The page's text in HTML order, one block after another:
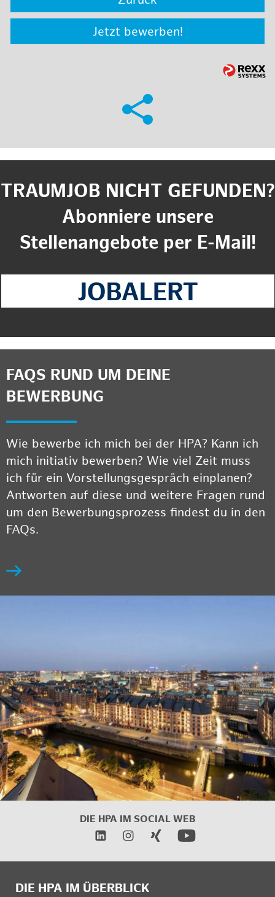
Jetzt bewerben!
TRAUMJOB NICHT GEFUNDEN?
Abonniere unsere
Stellenangebote per E-Mail!
FAQS RUND UM DEINE
BEWERBUNG
Wie bewerbe ich mich bei der HPA? Kann ich
mich initiativ bewerben? Wie viel Zeit muss
ich für ein Vorstellungsgespräch einplanen?
Antworten auf diese und weitere Fragen rund
um den Bewerbungsprozess findest du in den
FAQs.
DIE HPA IM SOCIAL WEB
DIE HPA IM ÜBERBLICK